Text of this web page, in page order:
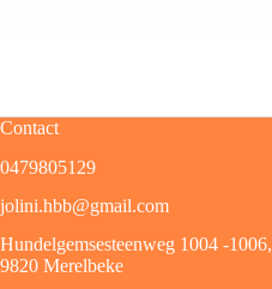
Contact
0479805129
jolini.hbb@gmail.com
Hundelgemsesteenweg 1004 -1006,
9820 Merelbeke